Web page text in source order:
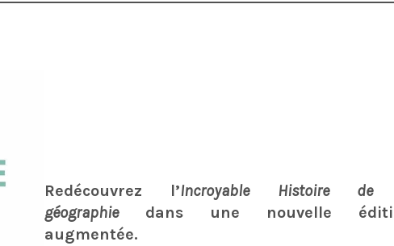
Redécouvrez l’Incroyable Histoire de
géographiedans une nouvelle
augmentée.